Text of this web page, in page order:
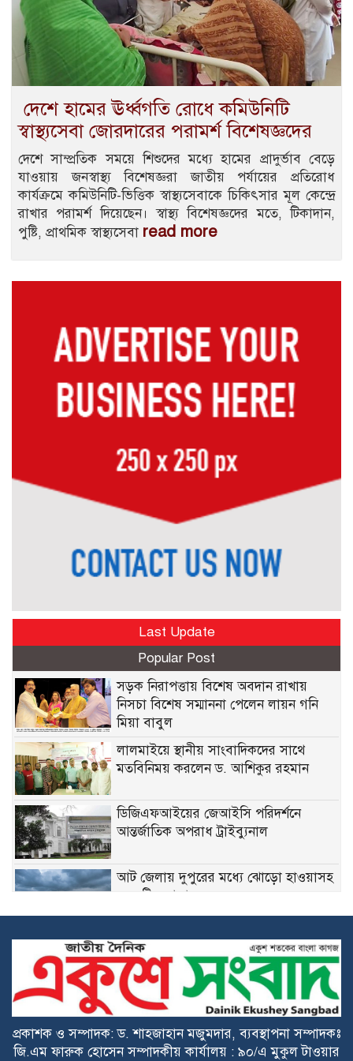
দেশে হামের ঊর্ধ্বগতি রোধে কমিউনিটি
স্বাস্থ্যসেবা জোরদারের পরামর্শ বিশেষজ্ঞদের
দেশে সাম্প্রতিক সময়ে শিশুদের মধ্যে হামের প্রাদুর্ভাব বেড়ে
যাওয়ায় জনস্বাস্থ্য বিশেষজ্ঞরা জাতীয় পর্যায়ের প্রতিরোধ
কার্যক্রমে কমিউনিটি-ভিত্তিক স্বাস্থ্যসেবাকে চিকিৎসার মূল কেন্দ্রে
রাখার পরামর্শ দিয়েছেন। স্বাস্থ্য বিশেষজ্ঞদের মতে, টিকাদান,
পুষ্টি, প্রাথমিক স্বাস্থ্যসেবা read more
Last Update
Popular Post
সড়ক নিরাপত্তায় বিশেষ অবদান রাখায়
নিসচা বিশেষ সম্মাননা পেলেন লায়ন গনি
মিয়া বাবুল
লালমাইয়ে স্থানীয় সাংবাদিকদের সাথে
মতবিনিময় করলেন ড. আশিকুর রহমান
ডিজিএফআইয়ের জেআইসি পরিদর্শনে
আন্তর্জাতিক অপরাধ ট্রাইব্যুনাল
আট জেলায় দুপুরের মধ্যে ঝোড়ো হাওয়াসহ
বজ্রবৃষ্টির আভাস
পুলিশ কর্মকর্তাদের নিয়ে অপপ্রচার, যাচাই
ছাড়া প্রচার না করার আহ্বান
‘মুক্তিযুদ্ধ ছিল জনতার যুদ্ধ, কোনো
হাফিজ উদ্দিন আহমদ
প্রকাশক ও সম্পাদক: ড. শাহজাহান মজুমদার, ব্যবস্থাপনা সম্পাদকঃ
জি.এম ফারুক হোসেন সম্পাদকীয় কার্যালয় : ৯০/এ মুকুল টাওয়ার